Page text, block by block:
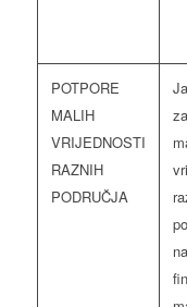
POTPORE
MALIH
VRIJEDNOSTI
RAZNIH
PODRUČJA